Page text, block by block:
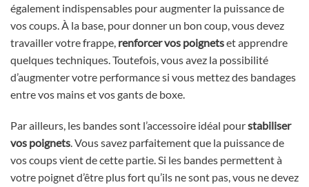
également indispensables pour augmenter la puissance de
vos coups. À la base, pour donner un bon coup, vous devez
travailler votre frappe, renforcer vos poignetset apprendre
quelques techniques. Toutefois, vous avez la possibilité
d’augmenter votre performance si vous mettez des bandages
entre vos mains et vos gants de boxe.
Par ailleurs, les bandes sont l’accessoire idéal pourstabiliser
vos poignets. Vous savez parfaitement que la puissance de
vos coups vient de cette partie. Si les bandes permettent à
votre poignet d’être plus fort qu’ils ne sont pas, vous ne devez